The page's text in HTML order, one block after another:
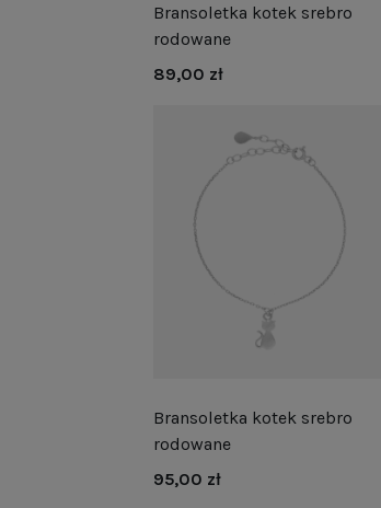
Bransoletka kotek srebro
rodowane
89,00 zł
Bransoletka kotek srebro
rodowane
95,00 zł